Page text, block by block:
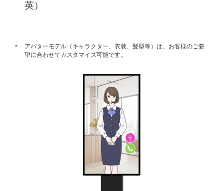
英）
*
アバターモデル（キャラクター、衣装、髪型等）は、お客様のご要
望に合わせてカスタマイズ可能です。